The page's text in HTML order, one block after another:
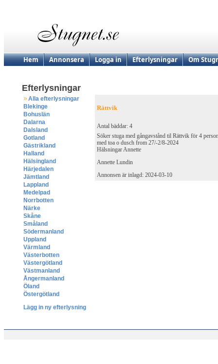
Hem Annonsera Logga in Efterlysningar Om
Efterlysningar
Alla efterlysningar
Blekinge
Bohuslän
Dalarna
Dalsland
Gotland
Gästrikland
Halland
Hälsingland
Härjedalen
Jämtland
Lappland
Medelpad
Norrbotten
Närke
Skåne
Småland
Södermanland
Uppland
Värmland
Västerbotten
Västergötland
Västmanland
Ångermanland
Öland
Östergötland
Lägg in ny efterlysning
Rättvik
Antal bäddar: 4
Söker stuga med gångavstånd til Rättvik för 4
med toa o dusch from 27/-2/8-2024
Hälsningar Annette
Annette Lundin
Annonsen är inlagd: 2024-03-10